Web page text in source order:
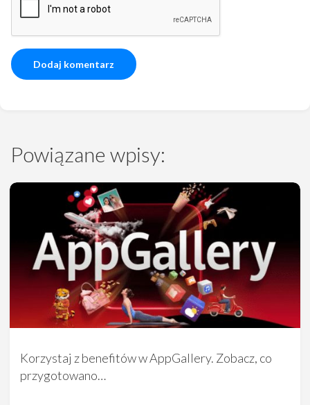
Powiązane wpisy:
Korzystaj z benefitów w AppGallery. Zobacz, co
przygotowano…